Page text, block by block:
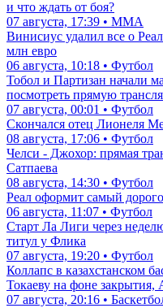
и что ждать от боя?
07 августа, 17:39 • ММА
Винисиус удалил все о
млн евро
06 августа, 10:18 • Футбол
Тобол и Партизан начали
посмотреть прямую
07 августа, 00:01 • Футбол
Скончался отец Лионеля
08 августа, 17:06 • Футбол
Челси - Джохор: прямая
Сатпаева
08 августа, 14:30 • Футбол
Реал оформит самый
06 августа, 11:07 • Футбол
Старт Ла Лиги через
титул у Флика
07 августа, 19:20 • Футбол
Коллапс в казахстанском
Токаеву на фоне закрытия,
07 августа, 20:16 •